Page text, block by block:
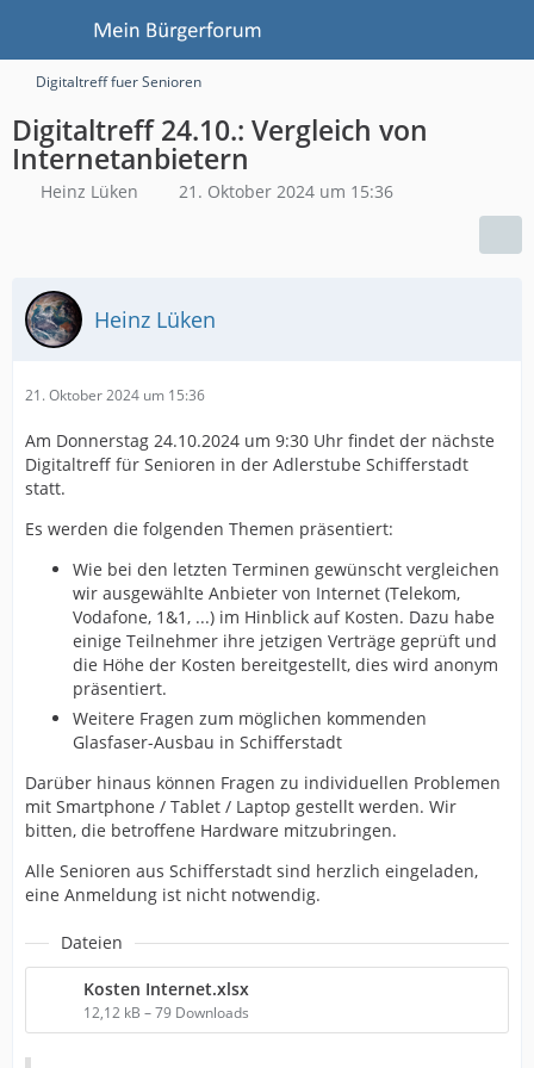
Digitaltreff fuer Senioren
Digitaltreff 24.10.: Vergleich von
Internetanbietern
Heinz Lüken 21. Oktober 2024 um 15:36
Heinz Lüken
21. Oktober 2024 um 15:36
Am Donnerstag 24.10.2024 um 9:30 Uhr findet der nächste
Digitaltreff für Senioren in der Adlerstube Schifferstadt
statt.
Es werden die folgenden Themen präsentiert:
Wie bei den letzten Terminen gewünscht vergleichen
wir ausgewählte Anbieter von Internet (Telekom,
Vodafone, 1&1, ...) im Hinblick auf Kosten. Dazu habe
einige Teilnehmer ihre jetzigen Verträge geprüft und
die Höhe der Kosten bereitgestellt, dies wird anonym
präsentiert.
Weitere Fragen zum möglichen kommenden
Glasfaser-Ausbau in Schifferstadt
Darüber hinaus können Fragen zu individuellen Problemen
mit Smartphone / Tablet / Laptop gestellt werden. Wir
bitten, die betroffene Hardware mitzubringen.
Alle Senioren aus Schifferstadt sind herzlich eingeladen,
eine Anmeldung ist nicht notwendig.
Dateien
Kosten Internet.xlsx
12,12 kB – 79 Downloads